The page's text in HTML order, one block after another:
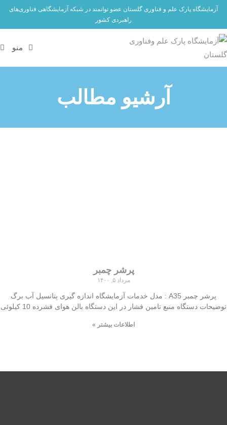
آزمایشگاه پارک علم و فناوری گلستان عضو توانمند در شبکه آزمایشگاهی فناوری‌های
راهبردی کشور
منو
آرشیو مطالب
پرشر چمبر
مرداد ۵, ۱۴۰۰
پرشر چمبر A35 : مدل خدمات آزمایشگاه اندازه گیری پتانسیل آب برگ
توضیحات دستگاه منبع تامین فشار در این دستگاه بالن هوای فشرده 10 کیلوئی
اطلاعات بیشتر »